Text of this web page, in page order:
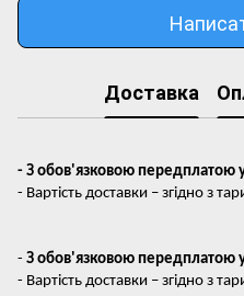
Доставка
- З обов'язковою передплатою
- Вартість доставки – згідно з
- З обов'язковою передплатою
- Вартість доставки – згідно з